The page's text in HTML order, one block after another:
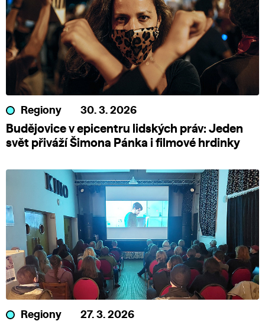
Regiony 30. 3. 2026
Budějovice v epicentru lidských práv: Jeden
svět přiváží Šimona Pánka i filmové hrdinky
Regiony 27. 3. 2026